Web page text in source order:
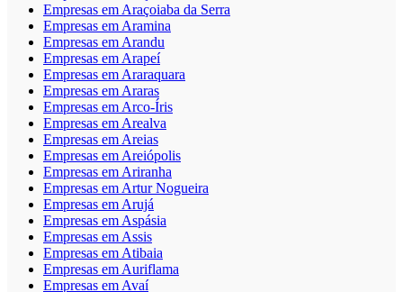
Empresas em Araçoiaba da Serra
Empresas em Aramina
Empresas em Arandu
Empresas em Arapeí
Empresas em Araraquara
Empresas em Araras
Empresas em Arco-Íris
Empresas em Arealva
Empresas em Areias
Empresas em Areiópolis
Empresas em Ariranha
Empresas em Artur Nogueira
Empresas em Arujá
Empresas em Aspásia
Empresas em Assis
Empresas em Atibaia
Empresas em Auriflama
Empresas em Avaí